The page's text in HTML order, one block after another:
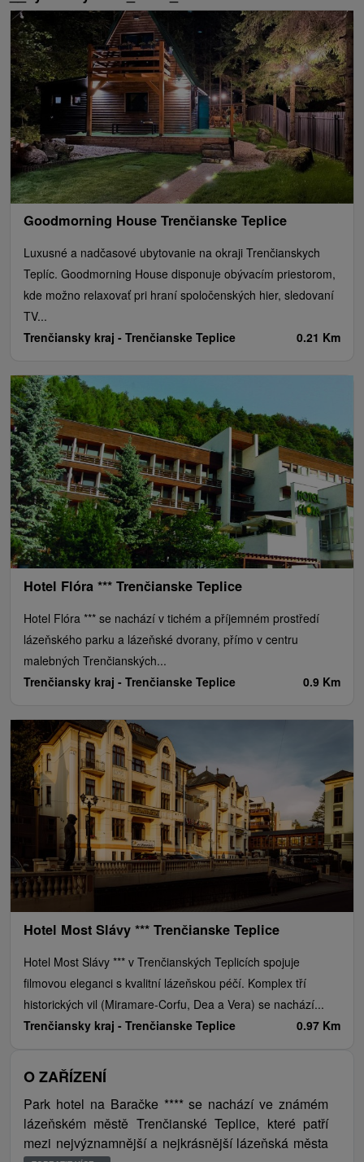
Goodmorning House Trenčianske Teplice
Luxusné a nadčasové ubytovanie na okraji Trenčianskych
Teplíc. Goodmorning House disponuje obývacím priestorom,
kde možno relaxovať pri hraní spoločenských hier, sledovaní
TV...
Trenčiansky kraj - Trenčianske Teplice 0.21 Km
Hotel Flóra *** Trenčianske Teplice
Hotel Flóra *** se nachází v tichém a příjemném prostředí
lázeňského parku a lázeňské dvorany, přímo v centru
malebných Trenčianských...
Trenčiansky kraj - Trenčianske Teplice 0.9 Km
Hotel Most Slávy *** Trenčianske Teplice
Hotel Most Slávy *** v Trenčianských Teplicích spojuje
filmovou eleganci s kvalitní lázeňskou péčí. Komplex tří
historických vil (Miramare-Corfu, Dea a Vera) se nachází...
Trenčiansky kraj - Trenčianske Teplice 0.97 Km
O ZAŘÍZENÍ
Park hotel na Baračke **** se nachází ve známém
lázeňském městě Trenčianské Teplice, které patří
mezi nejvýznamnější a nejkrásnější lázeňská města